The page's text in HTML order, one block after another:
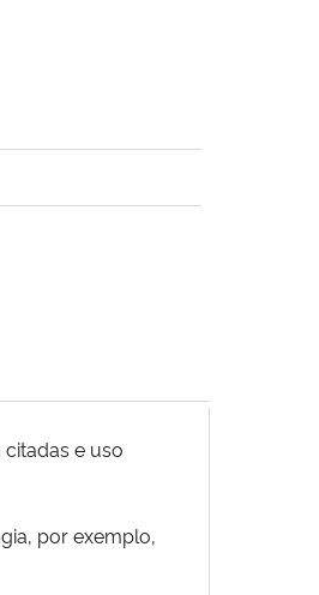
e uso
por exemplo,